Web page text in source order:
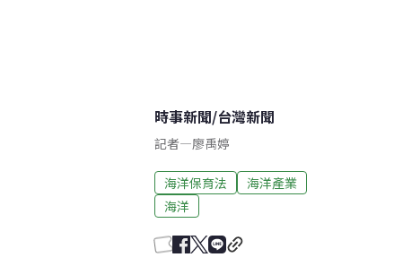
時事新聞/台灣新聞
記者—廖禹婷
海洋保育法
海洋產業
海洋